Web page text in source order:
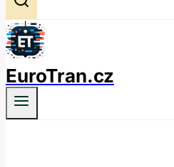
EuroTran.cz